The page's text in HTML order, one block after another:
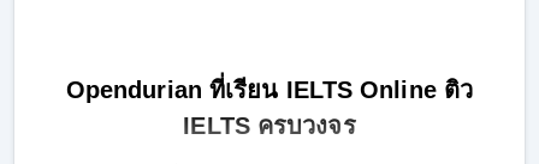
Opendurian ที่เรียน IELTS Online ติว
IELTS ครบวงจร